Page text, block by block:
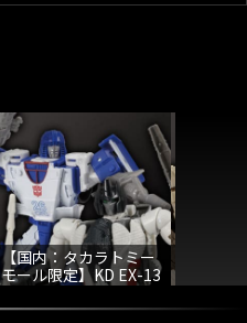
【国内：タカラトミー
モール限定】KD EX-13
マクシマルグリムロッ
ク&ミラージュ
モール限
オートボ